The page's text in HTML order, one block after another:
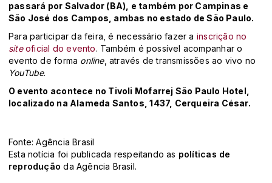
passará por Salvador (BA), e também por Campinas e
São José dos Campos, ambas no estado de São Paulo.
Para participar da feira, é necessário fazer a inscrição no
siteoficial do evento. Também é possível acompanhar o
evento de forma online, através de transmissões ao vivo no
YouTube.
O evento acontece no Tivoli Mofarrej São Paulo Hotel,
localizado na Alameda Santos, 1437, Cerqueira César.
Fonte: Agência Brasil
Esta notícia foi publicada respeitando as políticas de
reprodução da Agência Brasil.